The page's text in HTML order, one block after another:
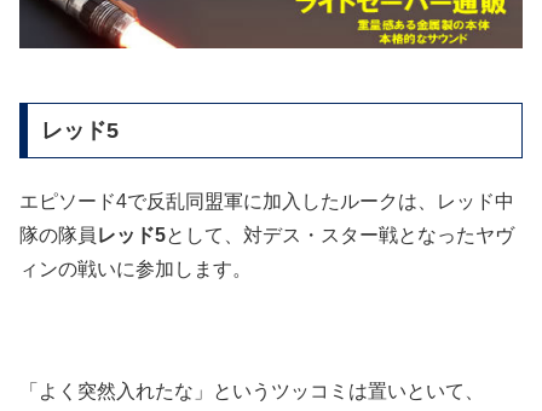
レッド5
エピソード4で反乱同盟軍に加入したルークは、レッド中
隊の隊員 レッド5として、対デス・スター戦となったヤヴ
ィンの戦いに参加します。
「よく突然入れたな」というツッコミは置いといて、